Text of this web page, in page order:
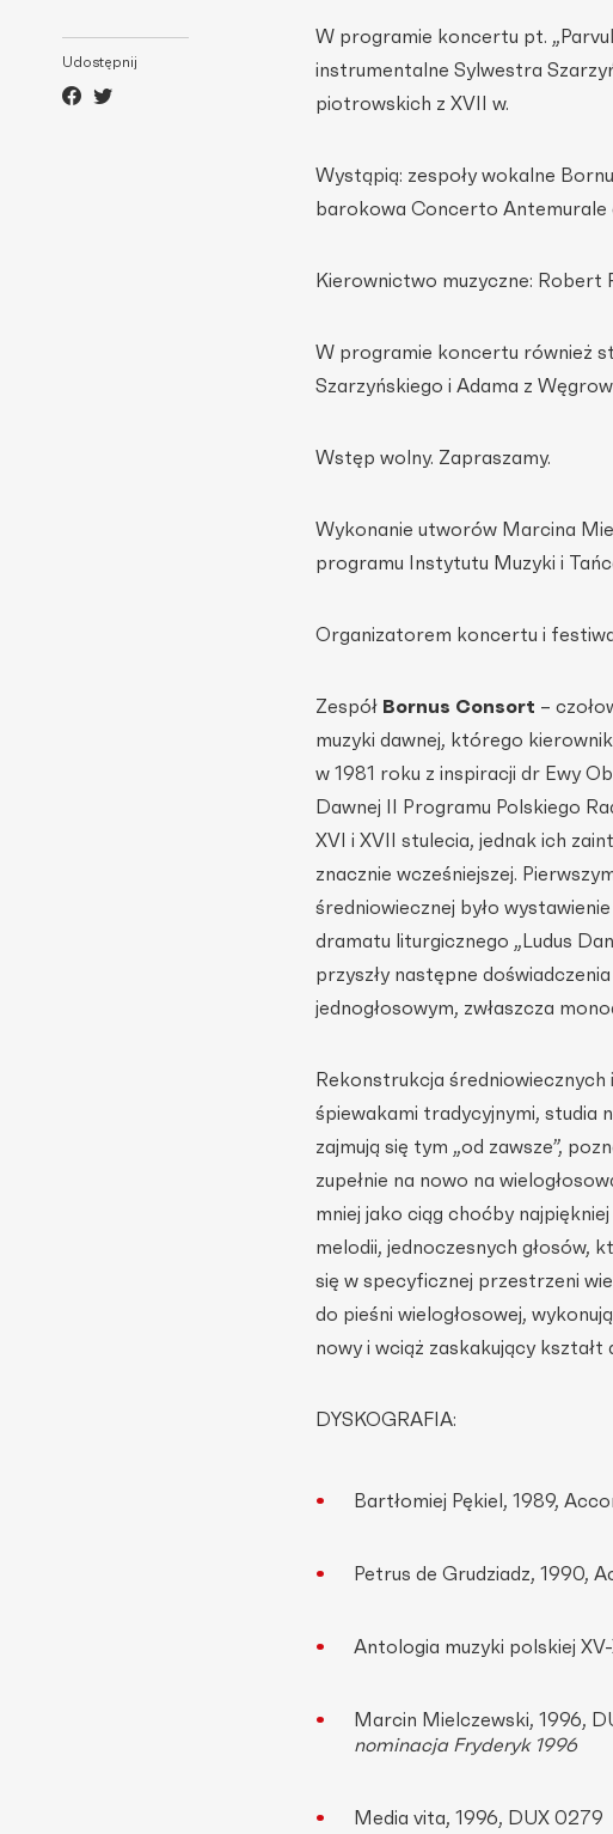
Udostępnij
W programie koncertu pt.
instrumentalne Sylwestra
piotrowskich z XVII w.
Wystąpią: zespoły wokalne
barokowa Concerto Antemurale
Kierownictwo muzyczne: Robert
W programie koncertu również
Szarzyńskiego i Adama z
Wstęp wolny. Zapraszamy.
Wykonanie utworów Marcina
programu Instytutu Muzyki i
Organizatorem koncertu i
Zespół Bornus Consort –
muzyki dawnej, którego
w 1981 roku z inspiracji dr Ewy
Dawnej II Programu Polskiego
XVI i XVII stulecia, jednak ich
znacznie wcześniejszej.
średniowiecznej było
dramatu liturgicznego „Ludus
przyszły następne
jednogłosowym, zwłaszcza
Rekonstrukcja średniowiecznych
śpiewakami tradycyjnymi, studia
zajmują się tym „od zawsze”,
zupełnie na nowo na
mniej jako ciąg choćby
melodii, jednoczesnych głosów,
się w specyficznej przestrzeni
do pieśni wielogłosowej,
nowy i wciąż zaskakujący kształt
DYSKOGRAFIA:
Bartłomiej Pękiel, 1989,
Petrus de Grudziadz, 1990,
Antologia muzyki polskiej
Marcin Mielczewski, 1996,
nominacja Fryderyk 1996
Media vita, 1996, DUX 0279